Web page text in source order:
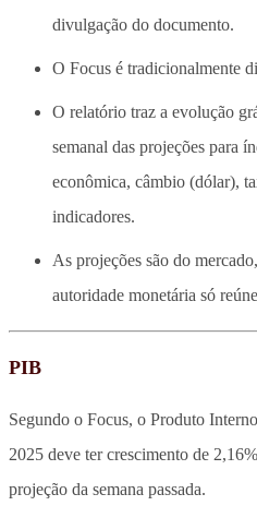
divulgação do documento.
O Focus é tradicionalmente
O relatório traz a evolução
semanal das projeções para
econômica, câmbio (dólar),
indicadores.
As projeções são do
autoridade monetária só
PIB
Segundo o Focus, o Produto
2025 deve ter crescimento de
projeção da semana passada.